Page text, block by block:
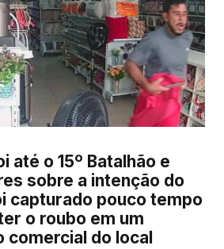
até o 15º Batalhão e
sobre a intenção do
capturado pouco tempo
o roubo em um
do local